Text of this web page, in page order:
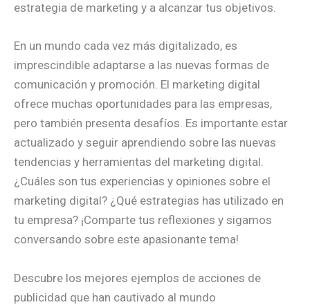
estrategia de marketing y a alcanzar tus objetivos.
En un mundo cada vez más digitalizado, es
imprescindible adaptarse a las nuevas formas de
comunicación y promoción. El marketing digital
ofrece muchas oportunidades para las empresas,
pero también presenta desafíos. Es importante estar
actualizado y seguir aprendiendo sobre las nuevas
tendencias y herramientas del marketing digital.
¿Cuáles son tus experiencias y opiniones sobre el
marketing digital? ¿Qué estrategias has utilizado en
tu empresa? ¡Comparte tus reflexiones y sigamos
conversando sobre este apasionante tema!
Descubre los mejores ejemplos de acciones de
publicidad que han cautivado al mundo